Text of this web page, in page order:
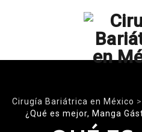
Cirugía Bariátrica en México >
¿Qué es mejor, Manga